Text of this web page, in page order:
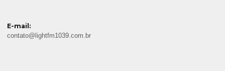
E-mail:
contato@lightfm1039.com.br